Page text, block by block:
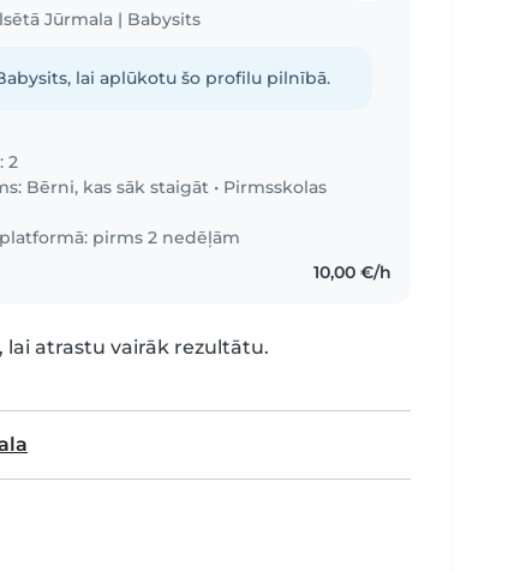
Jūrmala | Babysits
lai aplūkotu šo profilu pilnībā.
2
Bērni, kas sāk staigāt • Pirmsskolas
pirms 2 nedēļām
10,00 €/h
atrastu vairāk rezultātu.